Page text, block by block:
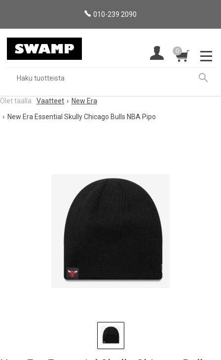
010-239 2090
0
Vaatteet
New Era
New Era Essential Skully Chicago Bulls NBA Pipo